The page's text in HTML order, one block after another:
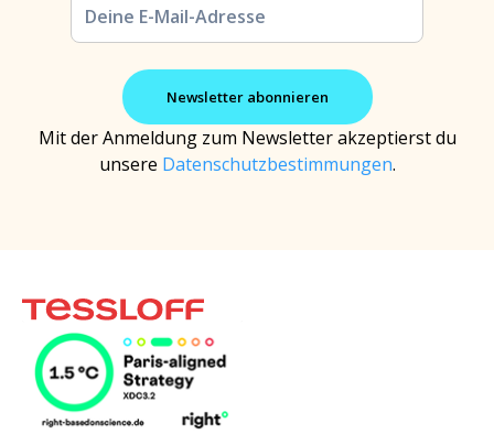
Mit der Anmeldung zum Newsletter akzeptierst du
unsere Datenschutzbestimmungen.